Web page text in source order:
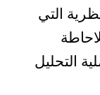
التي
التحليل